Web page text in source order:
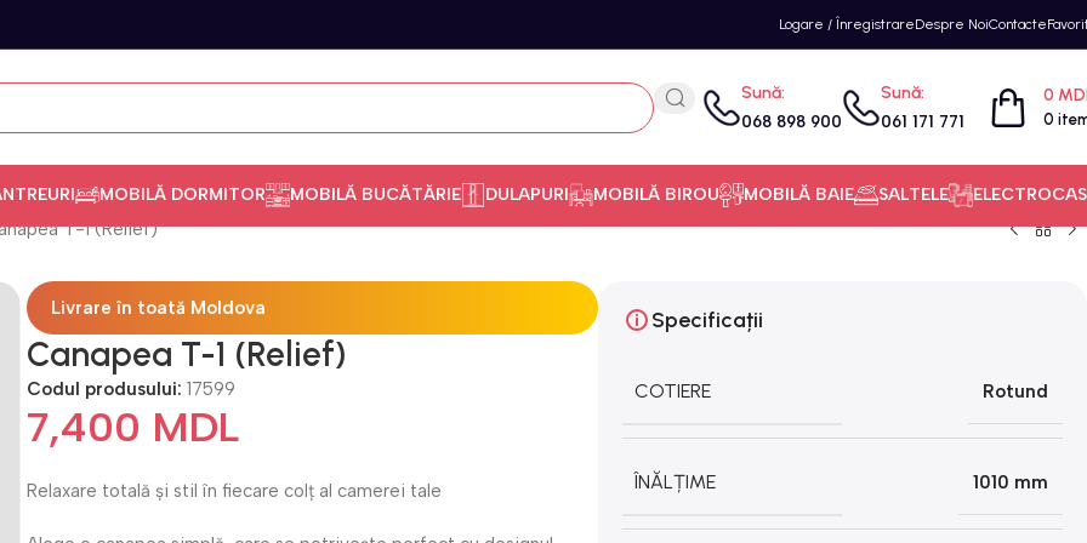
Logare / ÎnregistrareDespre NoiContacte
Sună:
068 898 900
Sună:
061 171 771 0
0
MOBILĂ DORMITOR MOBILĂ BUCĂTĂRIE DULAPURI MOBILĂ BIROU MOBILĂ BAIE SALTELE
T-1 (Relief)
Livrare în toată Moldova
Canapea T-1 (Relief)
Codul produsului:17599
7,400 MDL
Relaxare totală și stil în fiecare colț al camerei tale
Specificații
COTIERE Rotund
ÎNĂLȚIME 1010 mm